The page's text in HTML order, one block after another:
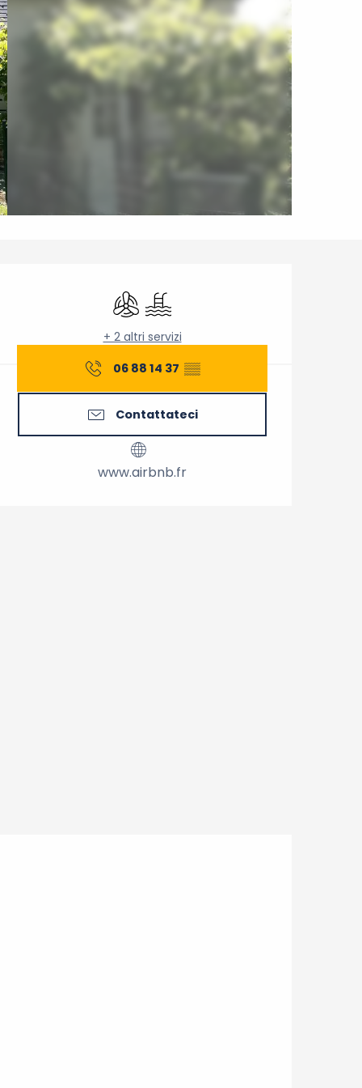
Orari e contatti
Aria condizionata
Piscina
+ 2 altri servizi
06 88 14 37 ▒▒
Contattateci
www.airbnb.fr